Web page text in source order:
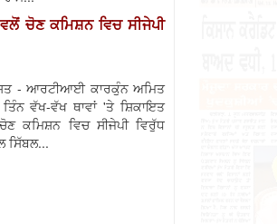
ਚੋਣ ਕਮਿਸ਼ਨ ਵਿਚ ਸੀਜੇਪੀ
- ਆਰਟੀਆਈ ਕਾਰਕੁੰਨ ਅਮਿਤ
ਵੱਖ-ਵੱਖ ਥਾਵਾਂ 'ਤੇ ਸ਼ਿਕਾਇਤ
ਕਮਿਸ਼ਨ ਵਿਚ ਸੀਜੇਪੀ ਵਿਰੁੱਧ
ਸਿੱਬਲ...